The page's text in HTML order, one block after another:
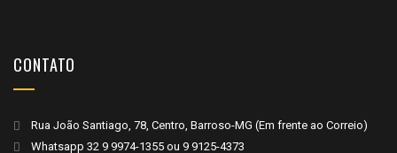
CONTATO
Rua João Santiago, 78, Centro, Barroso-MG (Em frente ao Correio)
Whatsapp 32 9 9974-1355 ou 9 9125-4373